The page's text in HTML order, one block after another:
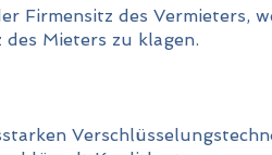
Firmensitz des Vermieters,
Mieters zu klagen.